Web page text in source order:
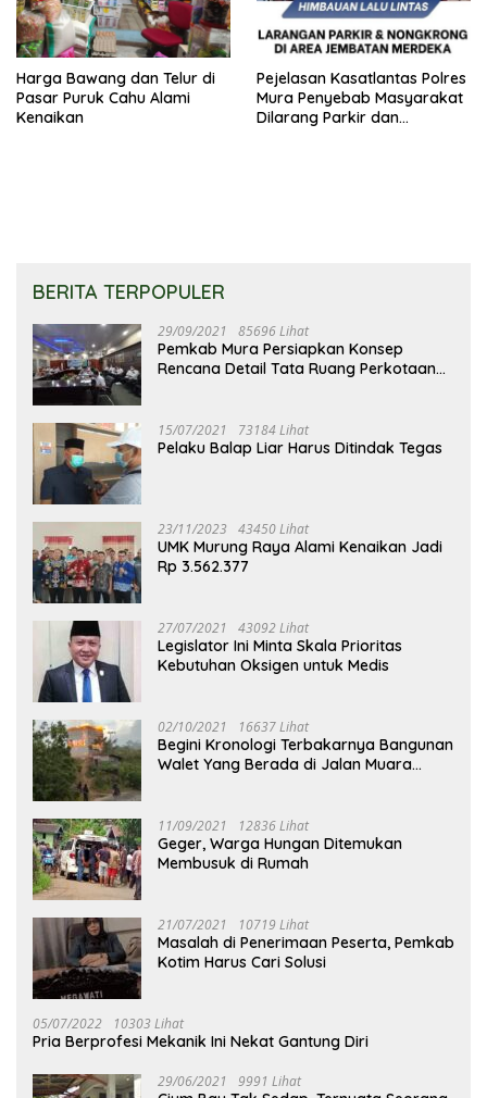
Harga Bawang dan Telur di
Pasar Puruk Cahu Alami
Kenaikan
Pejelasan Kasatlantas Polres
Mura Penyebab Masyarakat
Dilarang Parkir dan
BERITA TERPOPULER
29/09/2021 85696 Lihat
Pemkab Mura Persiapkan Konsep
Rencana Detail Tata Ruang Perkotaan
15/07/2021 73184 Lihat
Pelaku Balap Liar Harus Ditindak Tegas
23/11/2023 43450 Lihat
UMK Murung Raya Alami Kenaikan Jadi
Rp 3.562.377
27/07/2021 43092 Lihat
Legislator Ini Minta Skala Prioritas
Kebutuhan Oksigen untuk Medis
02/10/2021 16637 Lihat
Begini Kronologi Terbakarnya Bangunan
Walet Yang Berada di Jalan Muara
11/09/2021 12836 Lihat
Geger, Warga Hungan Ditemukan
Membusuk di Rumah
21/07/2021 10719 Lihat
Masalah di Penerimaan Peserta, Pemkab
Kotim Harus Cari Solusi
05/07/2022 10303 Lihat
Pria Berprofesi Mekanik Ini Nekat Gantung Diri
29/06/2021 9991 Lihat